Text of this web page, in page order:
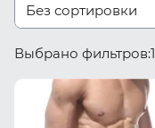
Без сортировки
Выбрано фильтров:1